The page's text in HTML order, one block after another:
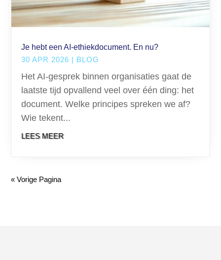
Je hebt een AI-ethiekdocument. En nu?
30 APR 2026 | BLOG
Het AI-gesprek binnen organisaties gaat de
laatste tijd opvallend veel over één ding: het
document. Welke principes spreken we af?
Wie tekent...
LEES MEER
« Vorige Pagina